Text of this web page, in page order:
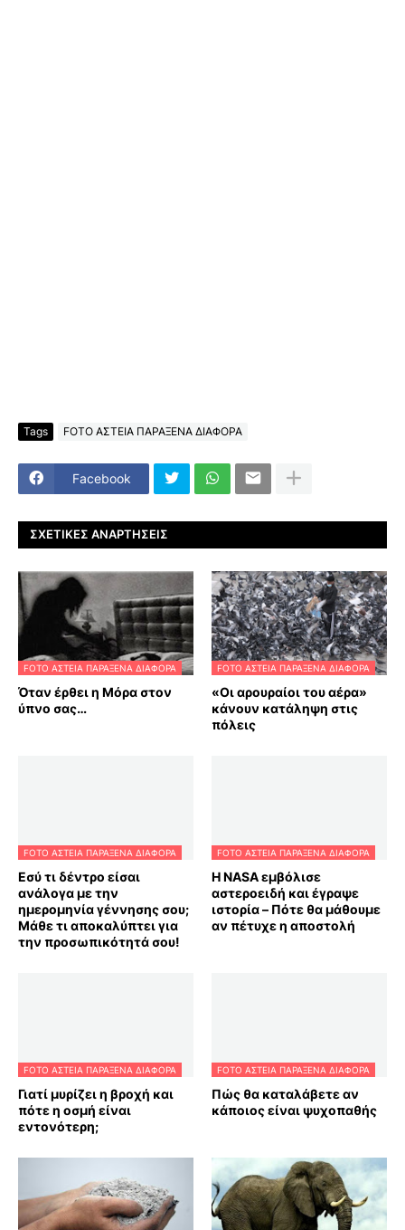
Tags FOTO ΑΣΤΕΙΑ ΠΑΡΑΞΕΝΑ ΔΙΑΦΟΡΑ
Facebook
ΣΧΕΤΙΚΈΣ ΑΝΑΡΤΉΣΕΙΣ
FOTO ΑΣΤΕΙΑ ΠΑΡΑΞΕΝΑ ΔΙΑΦΟΡΑ
Όταν έρθει η Μόρα στον
ύπνο σας…
FOTO ΑΣΤΕΙΑ ΠΑΡΑΞΕΝΑ ΔΙΑΦΟΡΑ
«Οι αρουραίοι του αέρα»
κάνουν κατάληψη στις
πόλεις
FOTO ΑΣΤΕΙΑ ΠΑΡΑΞΕΝΑ ΔΙΑΦΟΡΑ
Εσύ τι δέντρο είσαι
ανάλογα με την
ημερομηνία γέννησης σου;
Μάθε τι αποκαλύπτει για
την προσωπικότητά σου!
FOTO ΑΣΤΕΙΑ ΠΑΡΑΞΕΝΑ ΔΙΑΦΟΡΑ
Η NASA εμβόλισε
αστεροειδή και έγραψε
ιστορία – Πότε θα μάθουμε
αν πέτυχε η αποστολή
FOTO ΑΣΤΕΙΑ ΠΑΡΑΞΕΝΑ ΔΙΑΦΟΡΑ
Γιατί μυρίζει η βροχή και
πότε η οσμή είναι
εντονότερη;
FOTO ΑΣΤΕΙΑ ΠΑΡΑΞΕΝΑ ΔΙΑΦΟΡΑ
Πώς θα καταλάβετε αν
κάποιος είναι ψυχοπαθής